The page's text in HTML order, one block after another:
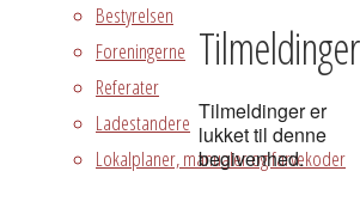
Bestyrelsen
Foreningerne
Referater
Ladestandere
Lokalplaner, manualer og farvekoder
Tilmeldinger
Tilmeldinger er
lukket til denne
begivenhed.